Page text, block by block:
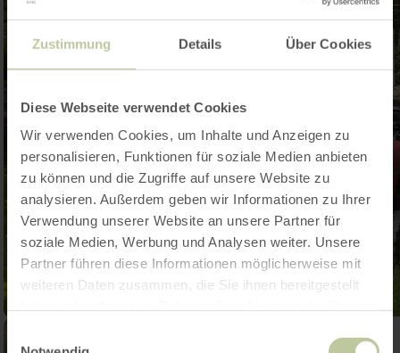
Zustimmung Details Über Cookies
Diese Webseite verwendet Cookies
Wir verwenden Cookies, um Inhalte und Anzeigen zu
personalisieren, Funktionen für soziale Medien anbieten
zu können und die Zugriffe auf unsere Website zu
analysieren. Außerdem geben wir Informationen zu Ihrer
Verwendung unserer Website an unsere Partner für
soziale Medien, Werbung und Analysen weiter. Unsere
Partner führen diese Informationen möglicherweise mit
weiteren Daten zusammen, die Sie ihnen bereitgestellt